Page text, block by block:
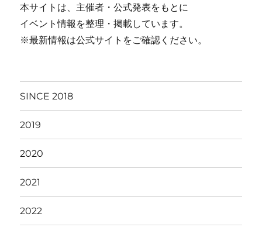
本サイトは、主催者・公式発表をもとに
イベント情報を整理・掲載しています。
※最新情報は公式サイトをご確認ください。
SINCE 2018
2019
2020
2021
2022